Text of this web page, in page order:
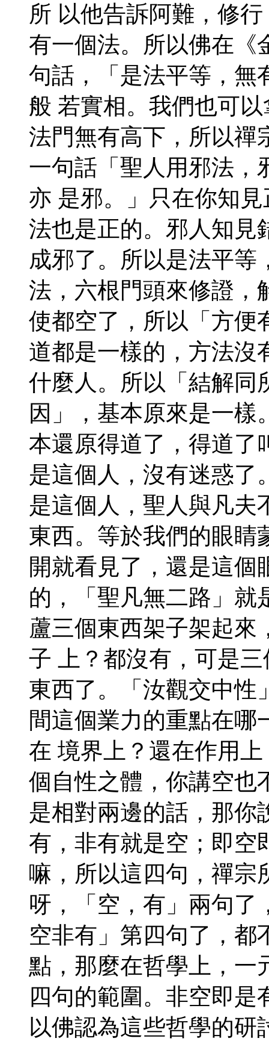
所 以他告訴阿難，修
有一個法。所以佛在《
句話，「是法平等，無
般 若實相。我們也可
法門無有高下，所以禪
一句話「聖人用邪法，
亦 是邪。」只在你知
法也是正的。邪人知見
成邪了。所以是法平等
法，六根門頭來修證，
使都空了，所以「方便
道都是一樣的，方法沒
什麼人。所以「結解同
因」，基本原來是一
本還原得道了，得道了
是這個人，沒有迷惑了
是這個人，聖人與凡夫
東西。等於我們的眼睛
開就看見了，還是這個
的，「聖凡無二路」就
蘆三個東西架子架起來
子 上？都沒有，可是
東西了。「汝觀交中性
間這個業力的重點在哪
在 境界上？還在作用
個自性之體，你講空也
是相對兩邊的話，那你
有，非有就是空；即空
嘛，所以這四句，禪宗
呀，「空，有」兩句了
空非有」第四句了，都
點，那麼在哲學上，一
四句的範圍。非空即
以佛認為這些哲學的研